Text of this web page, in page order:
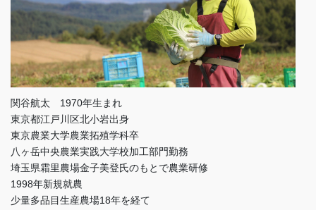
関谷航太 1970年生まれ
東京都江戸川区北小岩出身
東京農業大学農業拓殖学科卒
八ヶ岳中央農業実践大学校加工部門勤務
埼玉県霜里農場金子美登氏のもとで農業研修
1998年新規就農
少量多品目生産農場18年を経て